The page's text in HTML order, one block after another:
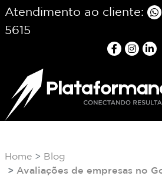
Atendimento ao cliente:
5615
Home
Blog
Avaliações de empresas no